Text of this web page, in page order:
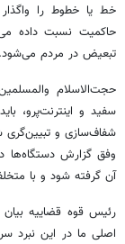
خط یا خطوط را
حاکمیت نسبت داده
تبعیض در مردم می‌شود.
حجت‌الاسلام
سفید و اینترنت‌پرو،
شفاف‌سازی و
وفق گزارش دستگاه‌ها
آن گرفته شود و با
رئیس قوه قضاییه
اصلی ما در این نبرد